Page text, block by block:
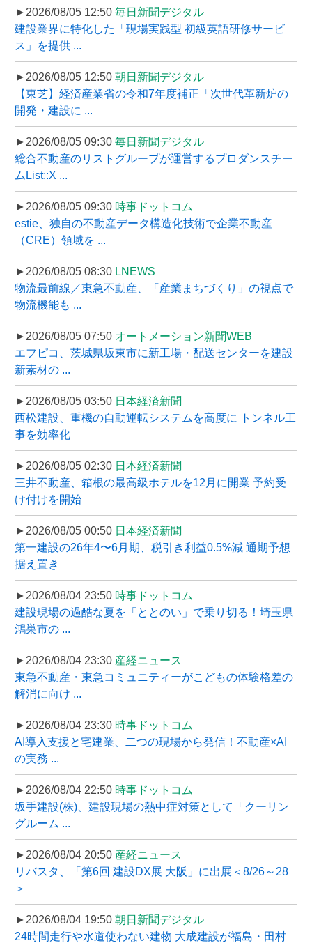
►2026/08/05 12:50 毎日新聞デジタル
建設業界に特化した「現場実践型 初級英語研修サービ
ス」を提供 ...
►2026/08/05 12:50 朝日新聞デジタル
【東芝】経済産業省の令和7年度補正「次世代革新炉の
開発・建設に ...
►2026/08/05 09:30 毎日新聞デジタル
総合不動産のリストグループが運営するプロダンスチー
ムList::X ...
►2026/08/05 09:30 時事ドットコム
estie、独自の不動産データ構造化技術で企業不動産
（CRE）領域を ...
►2026/08/05 08:30 LNEWS
物流最前線／東急不動産、「産業まちづくり」の視点で
物流機能も ...
►2026/08/05 07:50 オートメーション新聞WEB
エフピコ、茨城県坂東市に新工場・配送センターを建設
新素材の ...
►2026/08/05 03:50 日本経済新聞
西松建設、重機の自動運転システムを高度に トンネル工
事を効率化
►2026/08/05 02:30 日本経済新聞
三井不動産、箱根の最高級ホテルを12月に開業 予約受
け付けを開始
►2026/08/05 00:50 日本経済新聞
第一建設の26年4〜6月期、税引き利益0.5%減 通期予想
据え置き
►2026/08/04 23:50 時事ドットコム
建設現場の過酷な夏を「ととのい」で乗り切る！埼玉県
鴻巣市の ...
►2026/08/04 23:30 産経ニュース
東急不動産・東急コミュニティーがこどもの体験格差の
解消に向け ...
►2026/08/04 23:30 時事ドットコム
AI導入支援と宅建業、二つの現場から発信！不動産×AI
の実務 ...
►2026/08/04 22:50 時事ドットコム
坂手建設(株)、建設現場の熱中症対策として「クーリン
グルーム ...
►2026/08/04 20:50 産経ニュース
リバスタ、「第6回 建設DX展 大阪」に出展＜8/26～28
＞
►2026/08/04 19:50 朝日新聞デジタル
24時間走行や水道使わない建物 大成建設が福島・田村